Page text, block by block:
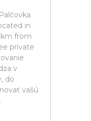
in
km from
private
v
do
vašú